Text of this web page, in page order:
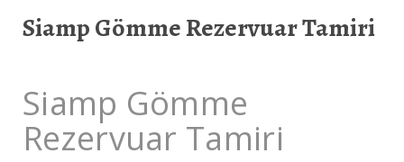
Siamp Gömme Rezervuar Tamiri
Siamp Gömme
Rezervuar Tamiri